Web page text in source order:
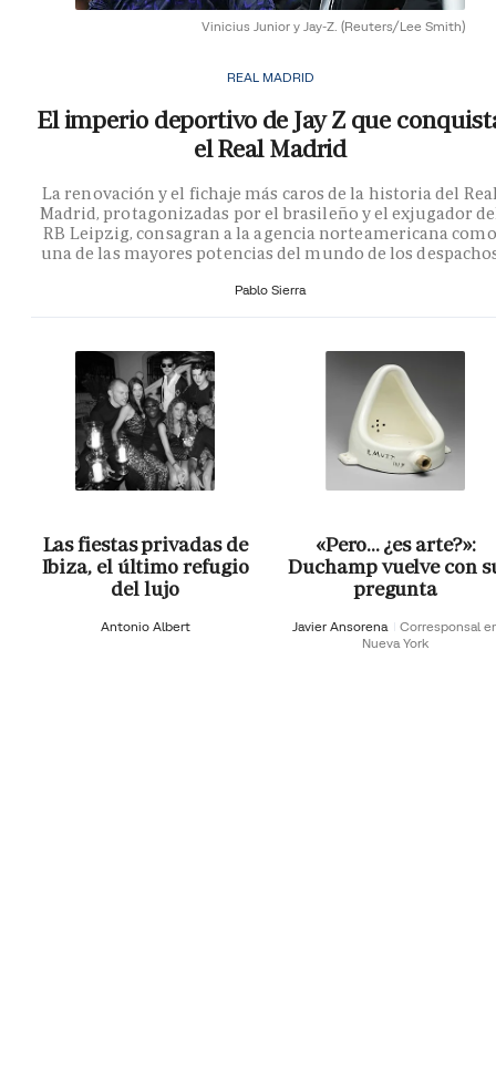
Vinicius Junior y Jay-Z. (Reuters/Lee Smith)
REAL MADRID
El imperio deportivo de Jay Z que
el Real Madrid
La renovación y el fichaje más caros de la historia del
Madrid, protagonizadas por el brasileño y el exjugador
RB Leipzig, consagran a la agencia norteamericana como
una de las mayores potencias del mundo de los
Pablo Sierra
Las fiestas privadas de
Ibiza, el último refugio
del lujo
Antonio Albert
«Pero… ¿es arte?»:
Duchamp vuelve con
pregunta
Javier Ansorena
Corresponsal
Nueva York